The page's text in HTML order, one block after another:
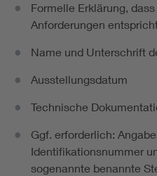
Formelle Erklärung,
Anforderungen
Name und Unterschrift
Ausstellungsdatum
Technische
Ggf. erforderlich:
Identifikationsnummer
sogenannte benannte